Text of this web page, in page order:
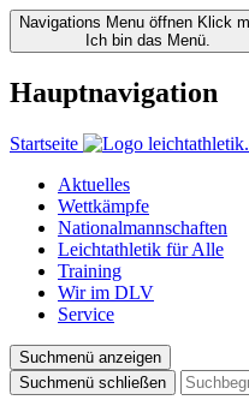
Navigations Menu öffnen Klick
Ich bin das Menü.
Hauptnavigation
Startseite
Aktuelles
Wettkämpfe
Nationalmannschaften
Leichtathletik für Alle
Training
Wir im DLV
Service
Suchmenü anzeigen
Suchmenü schließen